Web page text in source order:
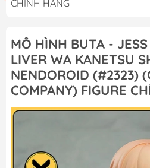
CHÍNH HÃNG
MÔ HÌNH BUTA -
LIVER WA KANETSU
NENDOROID (#2323)
COMPANY) FIGURE